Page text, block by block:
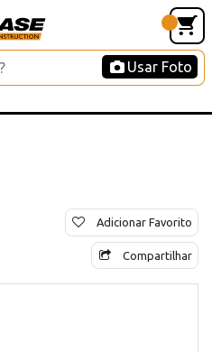
Usar Foto
Adicionar Favorito
Compartilhar